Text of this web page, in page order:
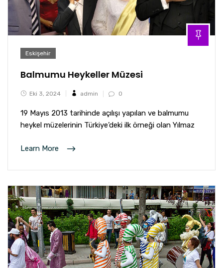
Eskişehir
Balmumu Heykeller Müzesi
Eki 3, 2024 admin 0
19 Mayıs 2013 tarihinde açılışı yapılan ve balmumu
heykel müzelerinin Türkiye’deki ilk örneği olan Yılmaz
Learn More